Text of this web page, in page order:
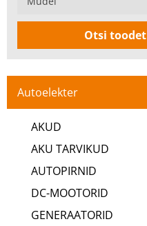
Otsi toodet
Autoelekter
AKUD
AKU TARVIKUD
AUTOPIRNID
DC-MOOTORID
GENERAATORID